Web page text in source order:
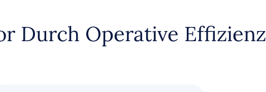
Durch Operative Effizienz